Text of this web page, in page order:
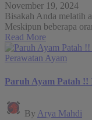
November 19, 2024
Bisakah Anda melatih
Meskipun beberapa
Read More
Posted
Perawatan Ayam
Paruh Ayam Patah
Posted
by
By Arya Mahdi